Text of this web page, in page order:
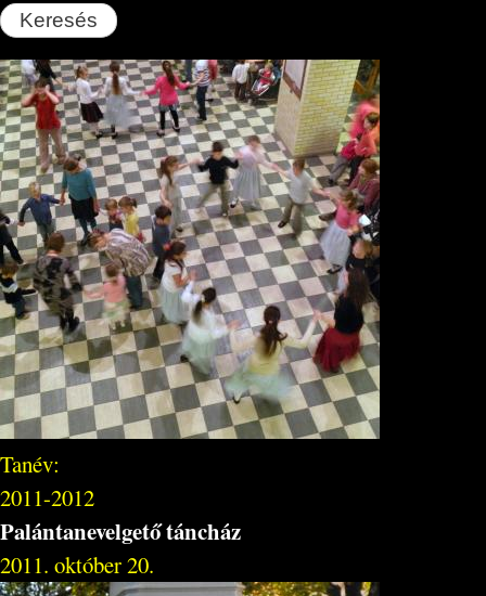
Tanév:
2011-2012
Palántanevelgető táncház
2011. október 20.